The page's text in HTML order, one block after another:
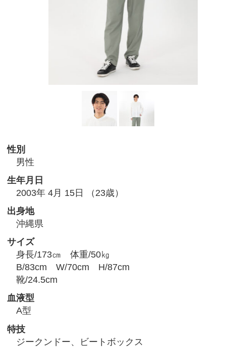
キャスティング
動画配信
性別
男性
生年月日
2003年 4月 15日 （23歳）
出身地
沖縄県
サイズ
身長/173㎝ 体重/50㎏
B/83cm W/70cm H/87cm
靴/24.5cm
血液型
A型
特技
ジークンドー、ビートボックス